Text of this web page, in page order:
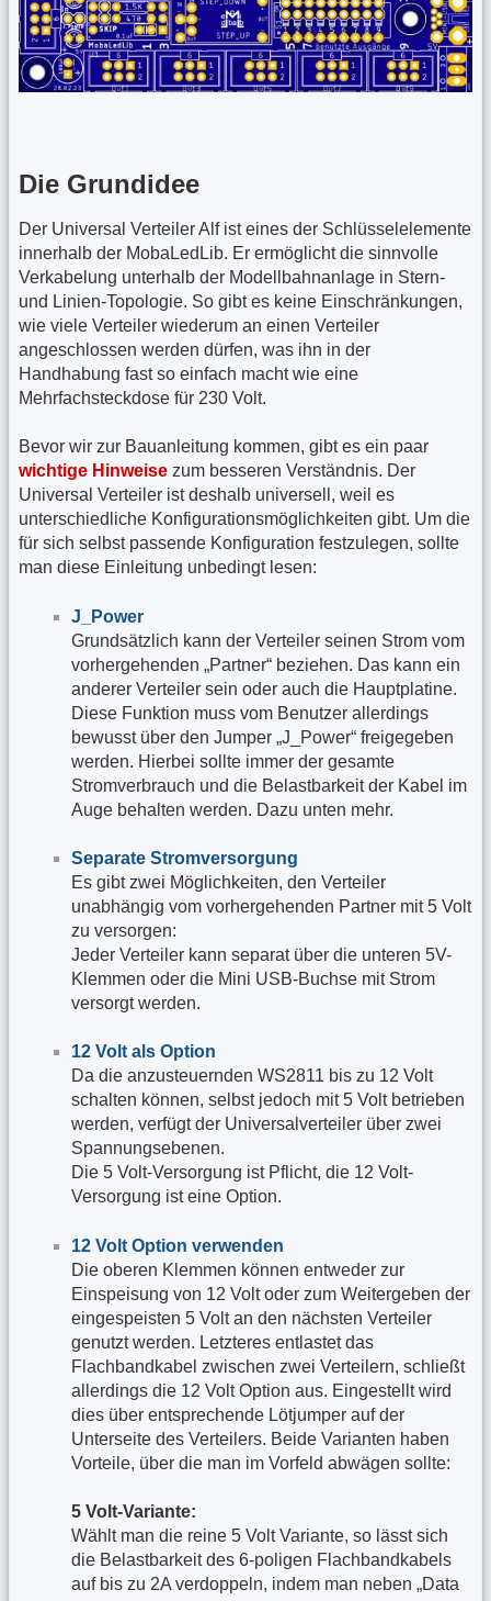
Die Grundidee
Der Universal Verteiler Alf ist eines der Schlüsselelemente
innerhalb der MobaLedLib. Er ermöglicht die sinnvolle
Verkabelung unterhalb der Modellbahnanlage in Stern-
und Linien-Topologie. So gibt es keine Einschränkungen,
wie viele Verteiler wiederum an einen Verteiler
angeschlossen werden dürfen, was ihn in der
Handhabung fast so einfach macht wie eine
Mehrfachsteckdose für 230 Volt.
Bevor wir zur Bauanleitung kommen, gibt es ein paar
wichtige Hinweise zum besseren Verständnis. Der
Universal Verteiler ist deshalb universell, weil es
unterschiedliche Konfigurationsmöglichkeiten gibt. Um die
für sich selbst passende Konfiguration festzulegen, sollte
man diese Einleitung unbedingt lesen:
J_Power
Grundsätzlich kann der Verteiler seinen Strom vom
vorhergehenden „Partner“ beziehen. Das kann ein
anderer Verteiler sein oder auch die Hauptplatine.
Diese Funktion muss vom Benutzer allerdings
bewusst über den Jumper „J_Power“ freigegeben
werden. Hierbei sollte immer der gesamte
Stromverbrauch und die Belastbarkeit der Kabel im
Auge behalten werden. Dazu unten mehr.
Separate Stromversorgung
Es gibt zwei Möglichkeiten, den Verteiler
unabhängig vom vorhergehenden Partner mit 5 Volt
zu versorgen:
Jeder Verteiler kann separat über die unteren 5V-
Klemmen oder die Mini USB-Buchse mit Strom
versorgt werden.
12 Volt als Option
Da die anzusteuernden WS2811 bis zu 12 Volt
schalten können, selbst jedoch mit 5 Volt betrieben
werden, verfügt der Universalverteiler über zwei
Spannungsebenen.
Die 5 Volt-Versorgung ist Pflicht, die 12 Volt-
Versorgung ist eine Option.
12 Volt Option verwenden
Die oberen Klemmen können entweder zur
Einspeisung von 12 Volt oder zum Weitergeben der
eingespeisten 5 Volt an den nächsten Verteiler
genutzt werden. Letzteres entlastet das
Flachbandkabel zwischen zwei Verteilern, schließt
allerdings die 12 Volt Option aus. Eingestellt wird
dies über entsprechende Lötjumper auf der
Unterseite des Verteilers. Beide Varianten haben
Vorteile, über die man im Vorfeld abwägen sollte:
5 Volt-Variante:
Wählt man die reine 5 Volt Variante, so lässt sich
die Belastbarkeit des 6-poligen Flachbandkabels
auf bis zu 2A verdoppeln, indem man neben „Data